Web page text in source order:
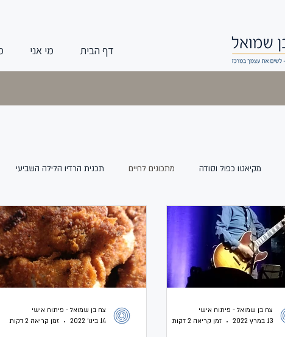
דף הבית מי אני
מקיאטו כפול וסודה מתכונים לחיים תכנית הרדיו הלילה השביעי
צח בן שמואל - פיתוח אישי
13 במרץ 2022
זמן קריאה 2 דקות
צח בן שמואל - פיתוח אישי
14 בינו׳ 2022
זמן קריאה 2 דקות